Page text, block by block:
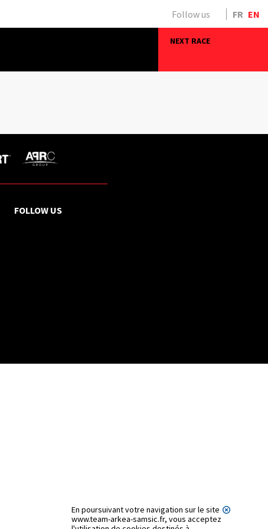
En poursuivant votre navigation sur le site
www.team-arkea-samsic.fr, vous acceptez
Follow us FR EN
NEXT RACE
FOLLOW US